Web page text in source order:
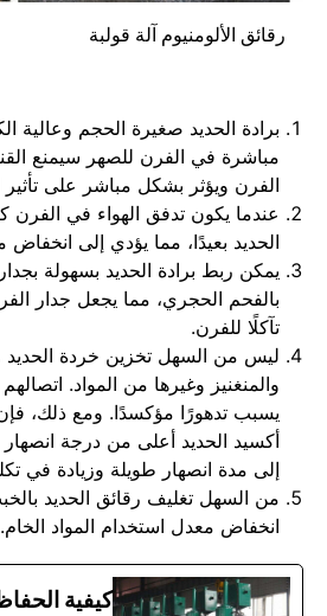
رقائق الألومنيوم آلة قولبة
برادة الحديد صغيرة الحجم وعالية
مباشرة في الفرن للصهر سيمنع
الفرن ويؤثر بشكل مباشر على تأثير
عندما يكون تدفق الهواء في الفرن
الحديد بعيدًا، مما يؤدي إلى انخفاض
يمكن ربط برادة الحديد بسهولة
بالفحم الحجري، مما يجعل جدار
تآكلًا للفرن.
ليس من السهل تخزين خردة الحديد
والمنغنيز وغيرها من المواد.
يسبب تدهورًا مؤكسدًا. ومع ذلك،
أكسيد الحديد أعلى من درجة انصهار
إلى مدة انصهار طويلة وزيادة في
من السهل تغليف رقائق الحديد
انخفاض معدل استخدام المواد الخام.
كيفية